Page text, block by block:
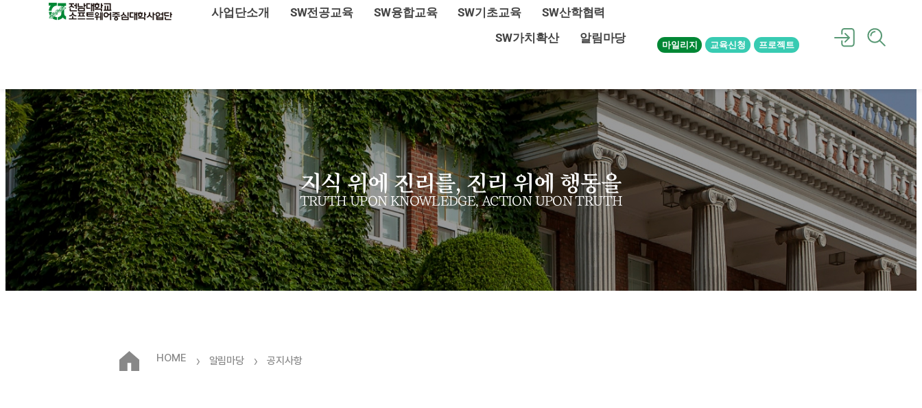
사업단소개 SW전공교육 SW융합교육 SW기초교육
SW산학협력
SW가치확산
알림마당 마일리지 교육신청 프로젝트
지식 위에 진리를, 진리 위에 행동을
TRUTH UPON KNOWLEDGE, ACTION UPON TRUTH
HOME › 알림마당 › 공지사항